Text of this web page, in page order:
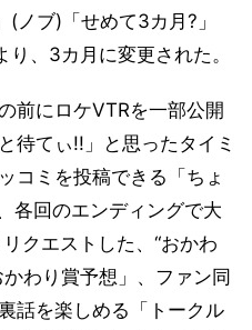
ノブ)「せめて3カ月?」
、3カ月に変更された。
前にロケVTRを一部公開
待てぃ!!」と思ったタイミ
コミを投稿できる「ちょ
各回のエンディングで大
クエストした、“おかわ
わり賞予想」、ファン同
話を楽しめる「トークル